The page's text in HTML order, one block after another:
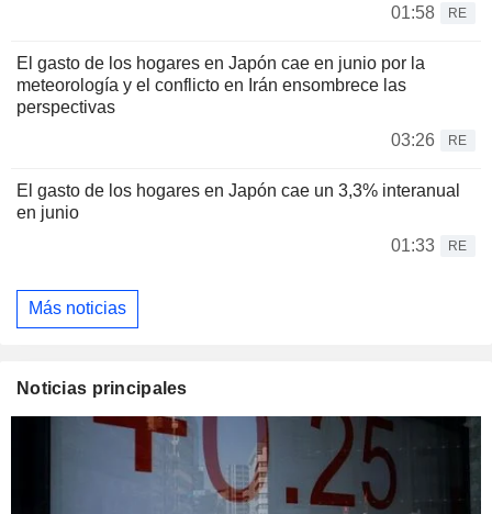
01:58 RE
El gasto de los hogares en Japón cae en junio por la
meteorología y el conflicto en Irán ensombrece las
perspectivas
03:26
RE
El gasto de los hogares en Japón cae un 3,3% interanual
en junio
01:33
RE
Más noticias
Noticias principales